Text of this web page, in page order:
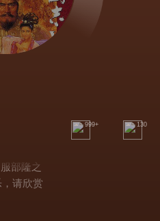
999+ 130
部隆之
请欣赏